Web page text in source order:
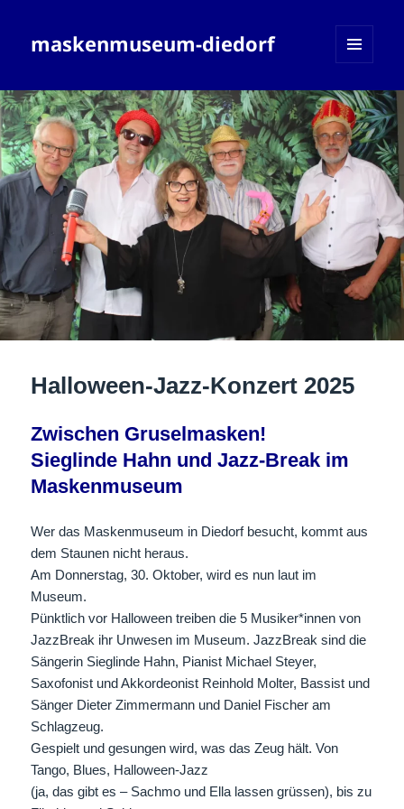
maskenmuseum-diedorf
WIDGETS
Halloween-Jazz-Konzert 2025
Zwischen Gruselmasken!
Sieglinde Hahn und Jazz-Break im
Maskenmuseum
Wer das Maskenmuseum in Diedorf besucht, kommt aus
dem Staunen nicht heraus.
Am Donnerstag, 30. Oktober, wird es nun laut im
Museum.
Pünktlich vor Halloween treiben die 5 Musiker*innen von
JazzBreak ihr Unwesen im Museum. JazzBreak sind die
Sängerin Sieglinde Hahn, Pianist Michael Steyer,
Saxofonist und Akkordeonist Reinhold Molter, Bassist und
Sänger Dieter Zimmermann und Daniel Fischer am
Schlagzeug.
Gespielt und gesungen wird, was das Zeug hält. Von
Tango, Blues, Halloween-Jazz
(ja, das gibt es – Sachmo und Ella lassen grüssen), bis zu